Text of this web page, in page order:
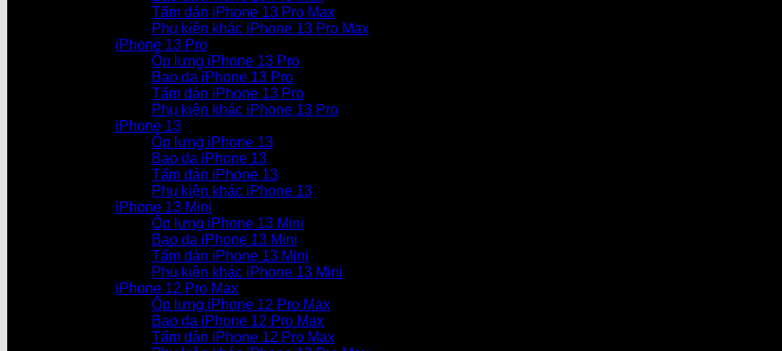
Tấm dán iPhone 13 Pro Max
Phụ kiện khác iPhone 13 Pro Max
iPhone 13 Pro
Ốp lưng iPhone 13 Pro
Bao da iPhone 13 Pro
Tấm dán iPhone 13 Pro
Phụ kiện khác iPhone 13 Pro
iPhone 13
Ốp lưng iPhone 13
Bao da iPhone 13
Tấm dán iPhone 13
Phụ kiện khác iPhone 13
iPhone 13 Mini
Ốp lưng iPhone 13 Mini
Bao da iPhone 13 Mini
Tấm dán iPhone 13 Mini
Phụ kiện khác iPhone 13 Mini
iPhone 12 Pro Max
Ốp lưng iPhone 12 Pro Max
Bao da iPhone 12 Pro Max
Tấm dán iPhone 12 Pro Max